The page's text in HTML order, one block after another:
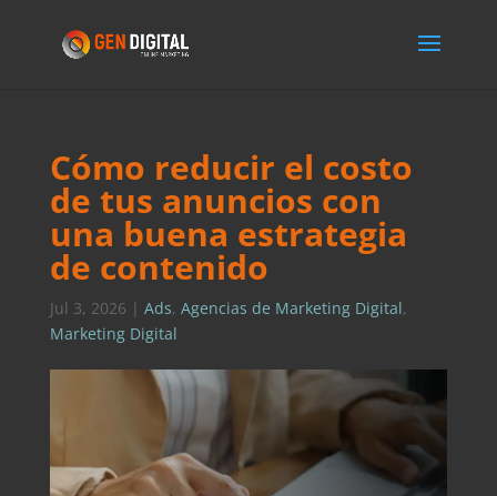
Cómo reducir el costo
de tus anuncios con
una buena estrategia
de contenido
Jul 3, 2026 | Ads, Agencias de Marketing Digital,
Marketing Digital